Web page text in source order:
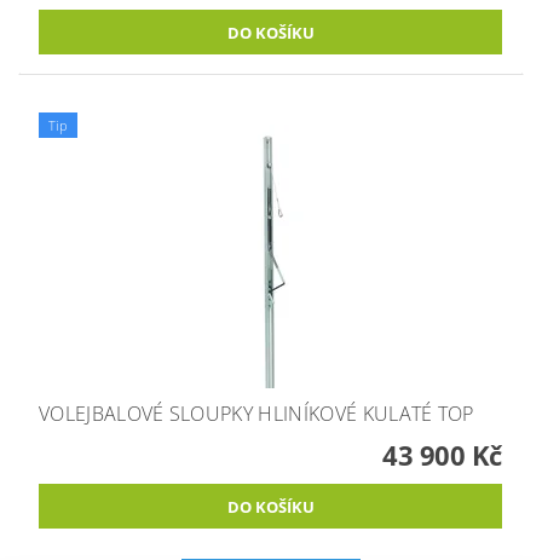
Tip
VOLEJBALOVÉ SLOUPKY HLINÍKOVÉ KULATÉ TOP
43 900 Kč